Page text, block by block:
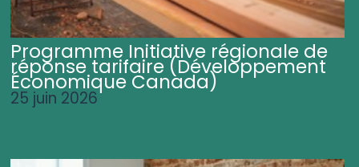
Programme Initiative régionale de
réponse tarifaire (Développement
Économique Canada)
25 juin 2026